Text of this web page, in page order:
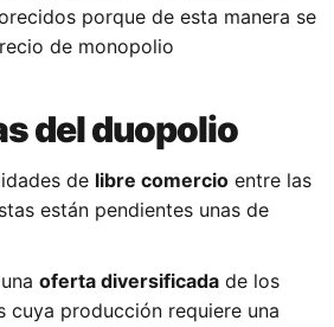
porque de esta manera se
de monopolio
del duopolio
de libre comercio entre las
están pendientes unas de
oferta diversificada de los
cuya producción requiere una